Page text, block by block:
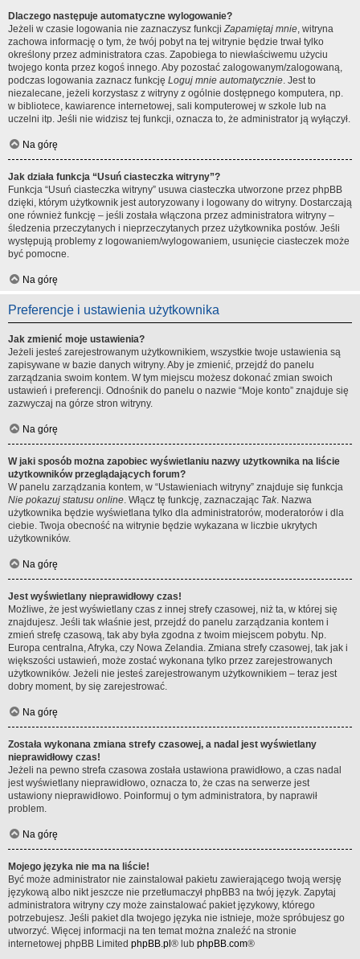
Dlaczego następuje automatyczne wylogowanie?
Jeżeli w czasie logowania nie zaznaczysz funkcjiZapamiętaj mnie, witryna
zachowa informację o tym, że twój pobyt na tej witrynie będzie trwał tylko
określony przez administratora czas. Zapobiega to niewłaściwemu użyciu
twojego konta przez kogoś innego. Aby pozostać zalogowanym/zalogowaną,
podczas logowania zaznacz funkcję Loguj mnie automatycznie. Jest to
niezalecane, jeżeli korzystasz z witryny z ogólnie dostępnego komputera, np.
w bibliotece, kawiarence internetowej, sali komputerowej w szkole lub na
uczelni itp. Jeśli nie widzisz tej funkcji, oznacza to, że administrator ją wyłączył.
Na górę
Jak działa funkcja “Usuń ciasteczka witryny”?
Funkcja “Usuń ciasteczka witryny” usuwa ciasteczka utworzone przez phpBB
dzięki, którym użytkownik jest autoryzowany i logowany do witryny. Dostarczają
one również funkcję – jeśli została włączona przez administratora witryny –
śledzenia przeczytanych i nieprzeczytanych przez użytkownika postów. Jeśli
występują problemy z logowaniem/wylogowaniem, usunięcie ciasteczek może
być pomocne.
Na górę
Preferencje i ustawienia użytkownika
Jak zmienić moje ustawienia?
Jeżeli jesteś zarejestrowanym użytkownikiem, wszystkie twoje ustawienia są
zapisywane w bazie danych witryny. Aby je zmienić, przejdź do panelu
zarządzania swoim kontem. W tym miejscu możesz dokonać zmian swoich
ustawień i preferencji. Odnośnik do panelu o nazwie “Moje konto” znajduje się
zazwyczaj na górze stron witryny.
Na górę
W jaki sposób można zapobiec wyświetlaniu nazwy użytkownika na liście
użytkowników przeglądających forum?
W panelu zarządzania kontem, w “Ustawieniach witryny” znajduje się funkcja
Nie pokazuj statusu online. Włącz tę funkcję, zaznaczając Tak. Nazwa
użytkownika będzie wyświetlana tylko dla administratorów, moderatorów i dla
ciebie. Twoja obecność na witrynie będzie wykazana w liczbie ukrytych
użytkowników.
Na górę
Jest wyświetlany nieprawidłowy czas!
Możliwe, że jest wyświetlany czas z innej strefy czasowej, niż ta, w której się
znajdujesz. Jeśli tak właśnie jest, przejdź do panelu zarządzania kontem i
zmień strefę czasową, tak aby była zgodna z twoim miejscem pobytu. Np.
Europa centralna, Afryka, czy Nowa Zelandia. Zmiana strefy czasowej, tak jak i
większości ustawień, może zostać wykonana tylko przez zarejestrowanych
użytkowników. Jeżeli nie jesteś zarejestrowanym użytkownikiem – teraz jest
dobry moment, by się zarejestrować.
Na górę
Została wykonana zmiana strefy czasowej, a nadal jest wyświetlany
nieprawidłowy czas!
Jeżeli na pewno strefa czasowa została ustawiona prawidłowo, a czas nadal
jest wyświetlany nieprawidłowo, oznacza to, że czas na serwerze jest
ustawiony nieprawidłowo. Poinformuj o tym administratora, by naprawił
problem.
Na górę
Mojego języka nie ma na liście!
Być może administrator nie zainstalował pakietu zawierającego twoją wersję
językową albo nikt jeszcze nie przetłumaczył phpBB3 na twój język. Zapytaj
administratora witryny czy może zainstalować pakiet językowy, którego
potrzebujesz. Jeśli pakiet dla twojego języka nie istnieje, może spróbujesz go
utworzyć. Więcej informacji na ten temat można znaleźć na stronie
internetowej phpBB Limited phpBB.pl ® lub phpBB.com®